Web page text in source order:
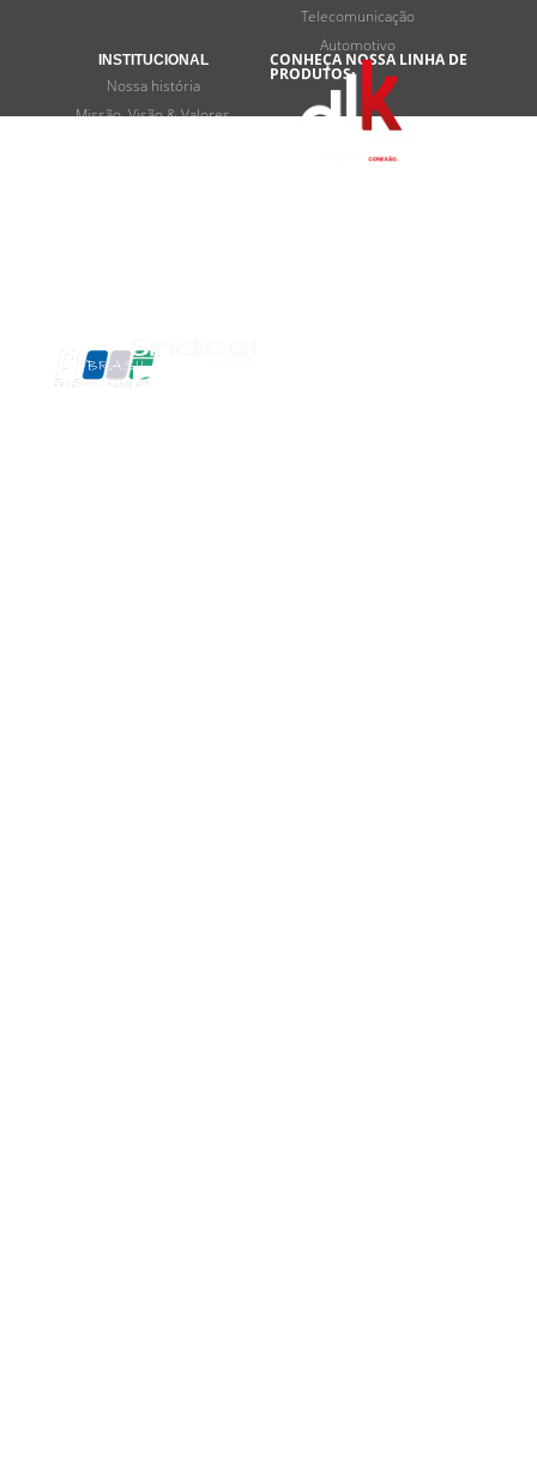
Telecomunicação
Automotivo
INSTITUCIONAL
Nossa história
Missão, Visão & Valores
CONHEÇA NOSSA LINHA DE
PRODUTOS: